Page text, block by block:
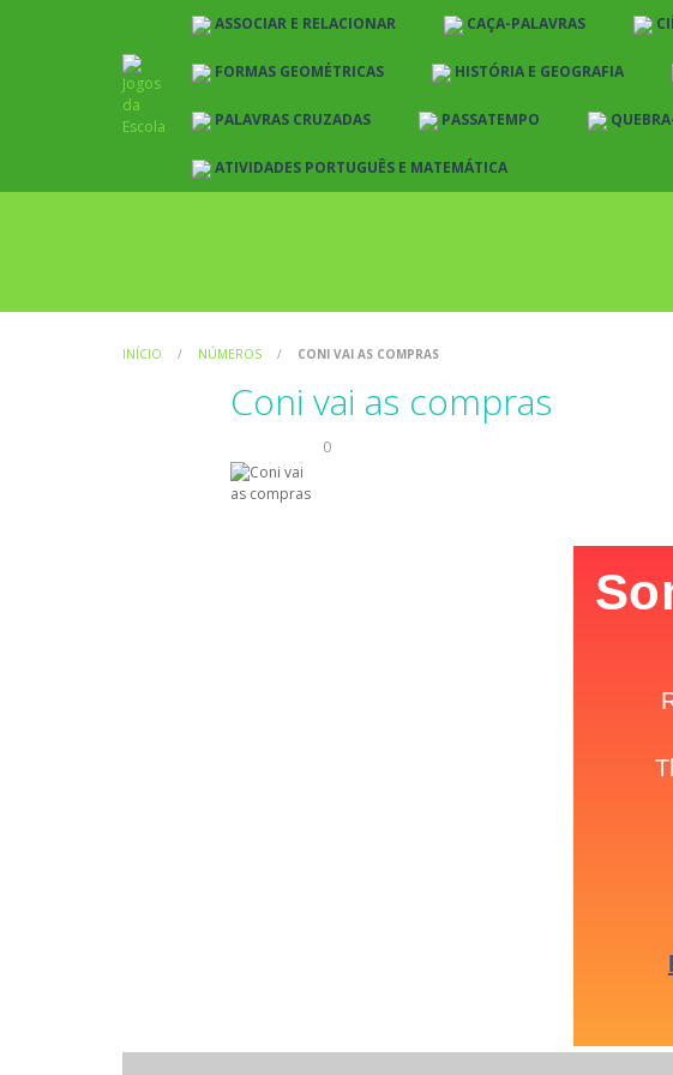
ASSOCIAR E RELACIONAR CAÇA-PALAVRAS
FORMAS GEOMÉTRICAS HISTÓRIA E GEOGRAFIA
PALAVRAS CRUZADAS PASSATEMPO
ATIVIDADES PORTUGUÊS E MATEMÁTICA
INÍCIO / NÚMEROS / CONI VAI AS COMPRAS
Coni vai as compras
0